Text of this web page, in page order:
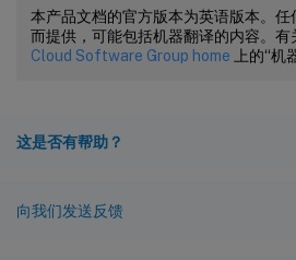
本产品文档的官方版本为英语版本。
而提供，可能包括机器翻译的内容。有
Cloud Software Group home 上的“机
这是否有帮助？
向我们发送反馈